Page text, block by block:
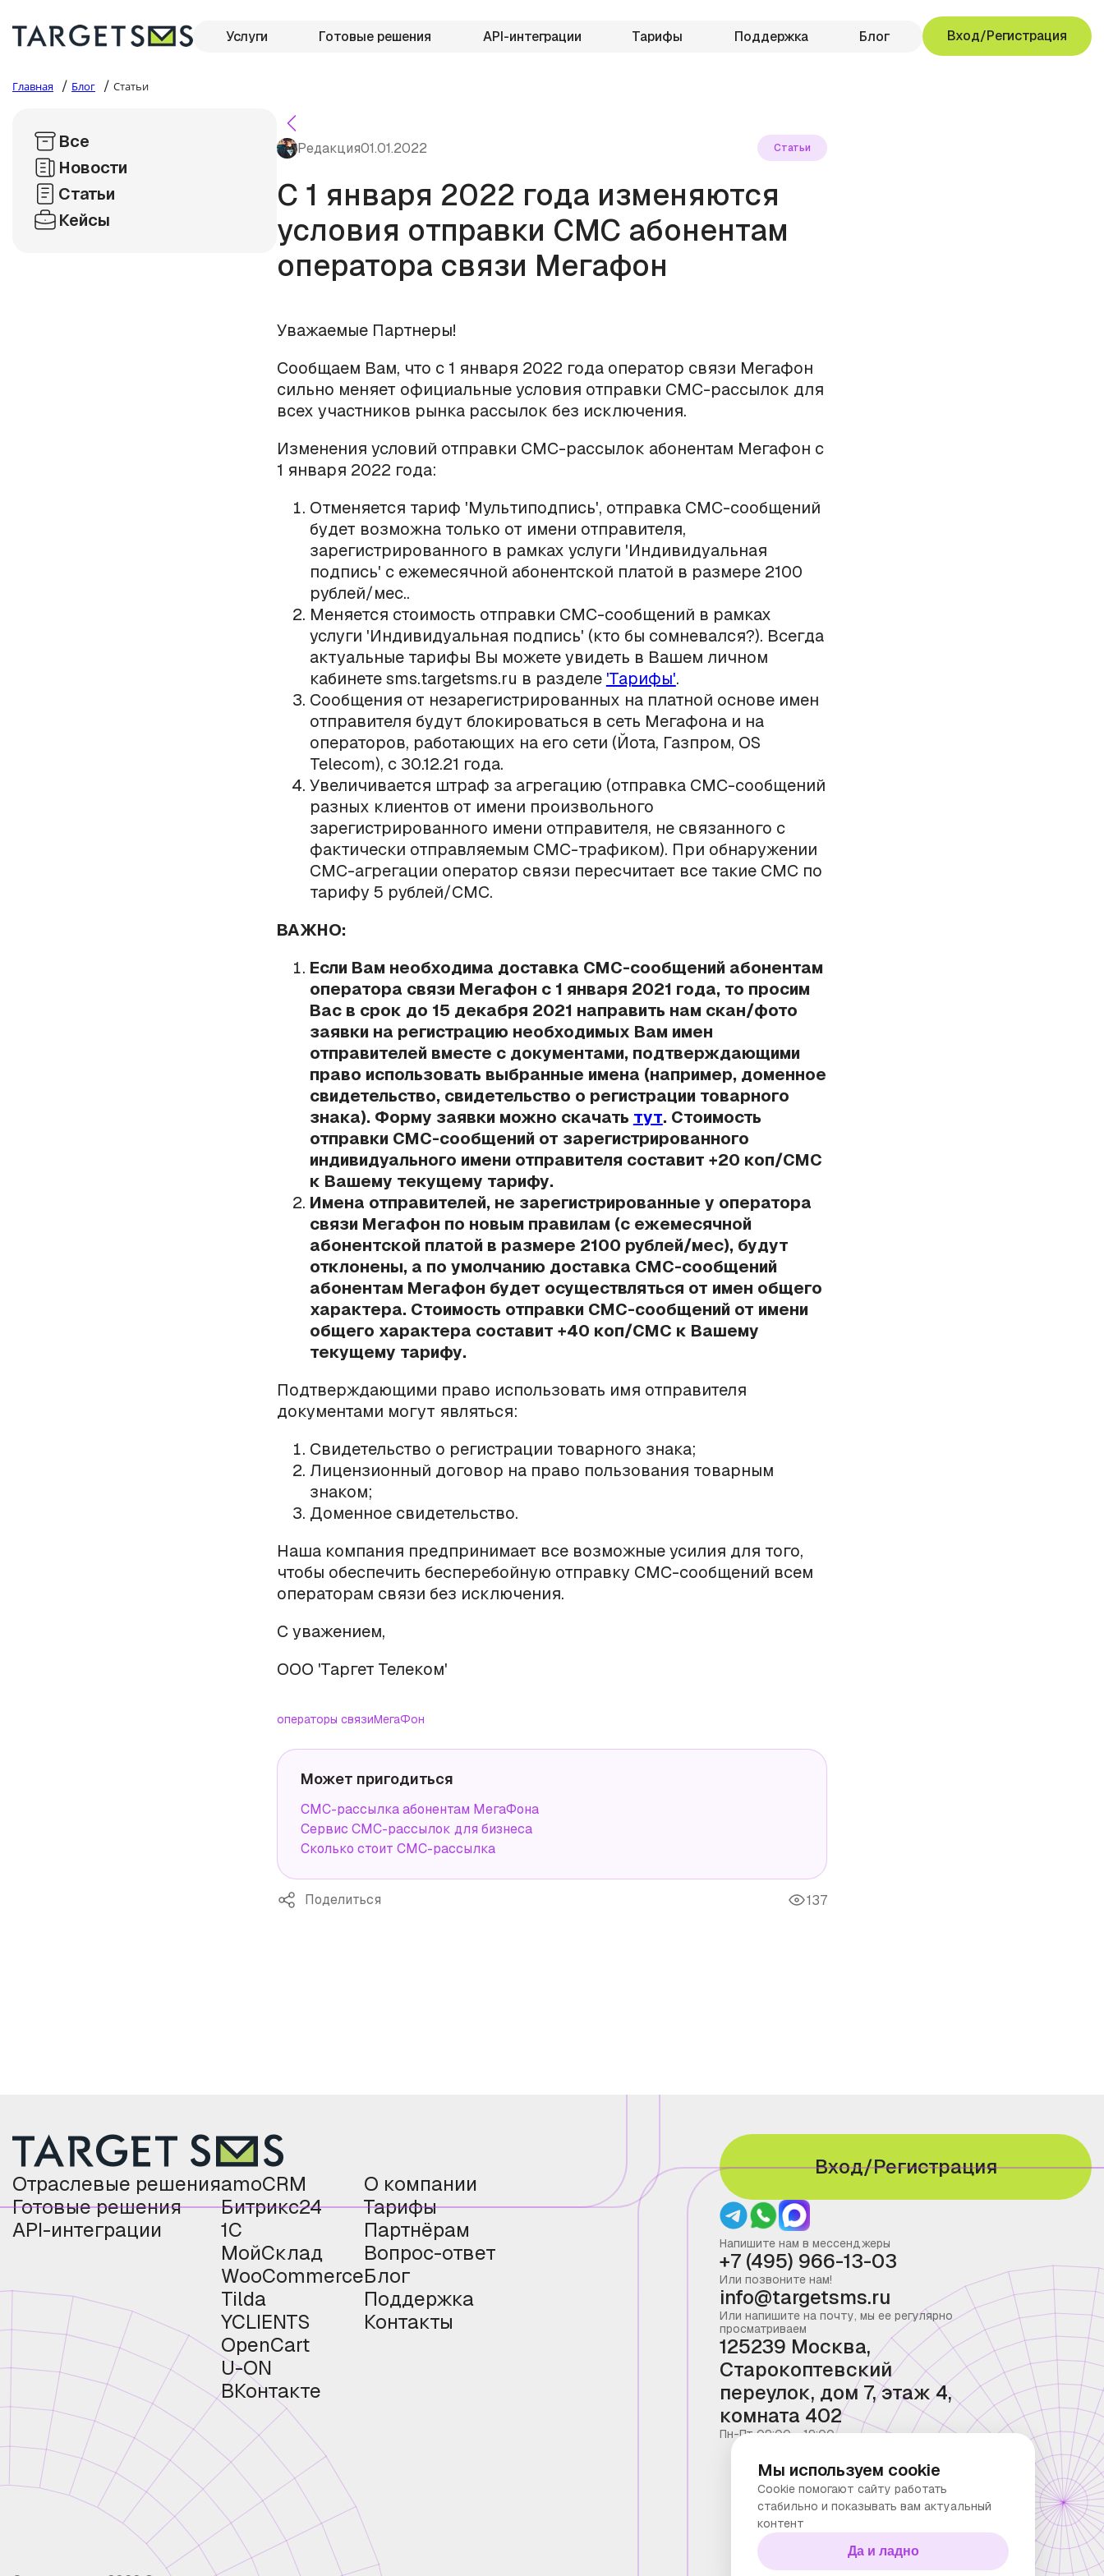
Услуги Готовые решения API-интеграции Тарифы Поддержка Блог Вход/Регистрация
Главная / Блог / Статьи
Все
Новости
Статьи
Кейсы
Редакция01.01.2022 Статьи
C 1 января 2022 года изменяются
условия отправки СМС абонентам
оператора связи Мегафон
Уважаемые Партнеры!
Сообщаем Вам, что с 1 января 2022 года оператор связи Мегафон
сильно меняет официальные условия отправки СМС-рассылок для
всех участников рынка рассылок без исключения.
Изменения условий отправки СМС-рассылок абонентам Мегафон с
1 января 2022 года:
Отменяется тариф 'Мультиподпись', отправка СМС-сообщений
будет возможна только от имени отправителя,
зарегистрированного в рамках услуги 'Индивидуальная
подпись' с ежемесячной абонентской платой в размере 2100
рублей/мес..
Меняется стоимость отправки СМС-сообщений в рамках
услуги 'Индивидуальная подпись' (кто бы сомневался?). Всегда
актуальные тарифы Вы можете увидеть в Вашем личном
кабинете sms.targetsms.ru в разделе 'Тарифы'.
Cообщения от незарегистрированных на платной основе имен
отправителя будут блокироваться в сеть Мегафона и на
операторов, работающих на его сети (Йота, Газпром, OS
Telecom), с 30.12.21 года.
Увеличивается штраф за агрегацию (отправка СМС-сообщений
разных клиентов от имени произвольного
зарегистрированного имени отправителя, не связанного с
фактически отправляемым СМС-трафиком). При обнаружении
СМС-агрегации оператор связи пересчитает все такие СМС по
тарифу 5 рублей/СМС.
ВАЖНО:
Если Вам необходима доставка СМС-сообщений абонентам
оператора связи Мегафон с 1 января 2021 года, то просим
Вас в срок до 15 декабря 2021 направить нам скан/фото
заявки на регистрацию необходимых Вам имен
отправителей вместе с документами, подтверждающими
право использовать выбранные имена (например, доменное
свидетельство, свидетельство о регистрации товарного
знака). Форму заявки можно скачать тут. Стоимость
отправки СМС-сообщений от зарегистрированного
индивидуального имени отправителя составит +20 коп/СМС
к Вашему текущему тарифу.
Имена отправителей, не зарегистрированные у оператора
связи Мегафон по новым правилам (с ежемесячной
абонентской платой в размере 2100 рублей/мес), будут
отклонены, а по умолчанию доставка СМС-сообщений
абонентам Мегафон будет осуществляться от имен общего
характера. Стоимость отправки СМС-сообщений от имени
общего характера составит +40 коп/СМС к Вашему
текущему тарифу.
Подтверждающими право использовать имя отправителя
документами могут являться:
Свидетельство о регистрации товарного знака;
Лицензионный договор на право пользования товарным
знаком;
Доменное свидетельство.
Наша компания предпринимает все возможные усилия для того,
чтобы обеспечить бесперебойную отправку СМС-сообщений всем
операторам связи без исключения.
С уважением,
ООО 'Таргет Телеком'
операторы связиМегаФон
Может пригодиться
СМС-рассылка абонентам МегаФона
Сервис СМС-рассылок для бизнеса
Сколько стоит СМС-рассылка
Поделиться 137
Отраслевые решения
Готовые решения
API-интеграции
amoCRM
Битрикс24
1С
МойСклад
WooCommerce
Tilda
YCLIENTS
OpenCart
U-ON
ВКонтакте
О компании
Тарифы
Партнёрам
Вопрос-ответ
Блог
Поддержка
Контакты
Вход/Регистрация
Напишите нам в мессенджеры
+7 (495) 966-13-03
Или позвоните нам!
info@targetsms.ru
Или напишите на почту, мы ее регулярно
просматриваем
125239 Москва,
Старокоптевский
переулок, дом 7, этаж 4,
комната 402
Пн-Пт 09:00 - 19:00
Мы используем cookie
Cookie помогают сайту работать
стабильно и показывать вам актуальный
контент
Да и ладно